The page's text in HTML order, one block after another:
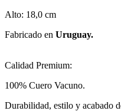
Alto: 18,0 cm
Fabricado en Uruguay.
Calidad Premium:
100% Cuero Vacuno.
Durabilidad, estilo y acabado